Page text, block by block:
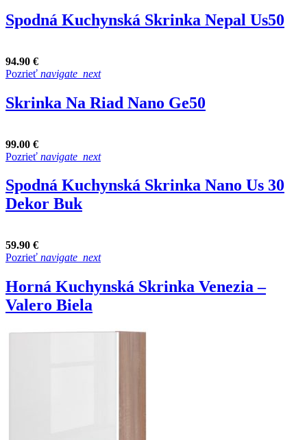
Spodná Kuchynská Skrinka Nepal Us50
94.90 €
Pozrieť navigate_next
Skrinka Na Riad Nano Ge50
99.00 €
Pozrieť navigate_next
Spodná Kuchynská Skrinka Nano Us 30
Dekor Buk
59.90 €
Pozrieť navigate_next
Horná Kuchynská Skrinka Venezia –
Valero Biela